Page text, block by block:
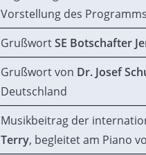
Vorstellung des Programms
GrußwortSE Botschafter
Grußwort von Dr. Josef
Deutschland
Musikbeitrag der
Terry, begleitet am Piano